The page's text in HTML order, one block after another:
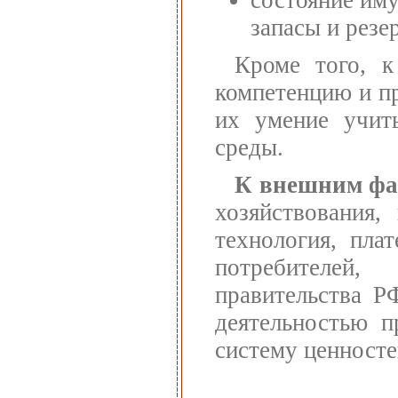
запасы и
Кроме того, к
компетенцию и
их умение
среды.
К внешним
технология,
правительства
деятельностью
систему